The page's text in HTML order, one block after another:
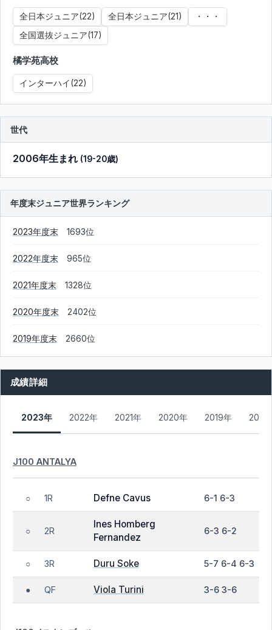
全日本ジュニア(22) 全日本ジュニア(21)
・・・
全国選抜ジュニア(17)
橘学苑高校
インターハイ(22)
世代
2006年生まれ (19-20歳)
年度末ジュニア世界ランキング
2023年度末 1693位
2022年度末 965位
2021年度末 1328位
2020年度末 2402位
2019年度末 2660位
成績詳細
2023年 2022年 2021年 2020年 2019年 2018
J100 ANTALYA
○ 1R Defne Cavus 6-1 6-3
○ 2R
Ines Homberg
Fernandez
6-3 6-2
○ 3R Duru Soke 5-7 6-4 6-3
● QF Viola Turini 3-6 3-6